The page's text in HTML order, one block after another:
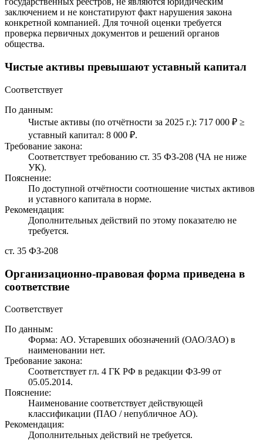
заключением и не констатируют факт нарушения закона
конкретной компанией. Для точной оценки требуется
проверка первичных документов и решений органов
общества.
Чистые активы превышают уставный капитал
Соответствует
По данным:
Чистые активы (по отчётности за 2025 г.): 717 000 ₽ ≥
уставный капитал: 8 000 ₽.
Требование закона:
Соответствует требованию ст. 35 ФЗ-208 (ЧА не ниже
УК).
Пояснение:
По доступной отчётности соотношение чистых активов
и уставного капитала в норме.
Рекомендация:
Дополнительных действий по этому показателю не
требуется.
ст. 35 ФЗ-208
Организационно-правовая форма приведена в
соответствие
Соответствует
По данным:
Форма: АО. Устаревших обозначений (ОАО/ЗАО) в
наименовании нет.
Требование закона:
Соответствует гл. 4 ГК РФ в редакции ФЗ-99 от
05.05.2014.
Пояснение:
Наименование соответствует действующей
классификации (ПАО / непубличное АО).
Рекомендация:
Дополнительных действий не требуется.